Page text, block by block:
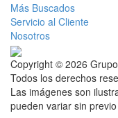
Más Buscados
Servicio al Cliente
Nosotros
Copyright © 2026
Todos los derechos
Las imágenes son
pueden variar sin